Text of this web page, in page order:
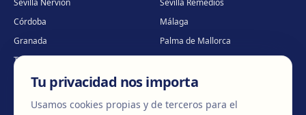
Sevilla Nervión
Sevilla Remedios
Córdoba
Málaga
Granada
Palma de Mallorca
Tenerife
Portugal · Famalicão
Portugal · Guimarães
Clínica virtual
Tu privacidad nos importa
Usamos cookies propias y de terceros para el